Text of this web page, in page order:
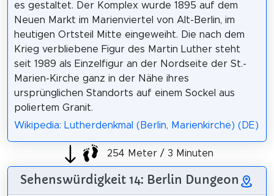
es gestaltet. Der Komplex wurde 1895 auf dem
Neuen Markt im Marienviertel von Alt-Berlin, im
heutigen Ortsteil Mitte eingeweiht. Die nach dem
Krieg verbliebene Figur des Martin Luther steht
seit 1989 als Einzelfigur an der Nordseite der St.-
Marien-Kirche ganz in der Nähe ihres
ursprünglichen Standorts auf einem Sockel aus
poliertem Granit.
Wikipedia: Lutherdenkmal (Berlin, Marienkirche) (DE)
254 Meter / 3 Minuten
Sehenswürdigkeit 14: Berlin Dungeon